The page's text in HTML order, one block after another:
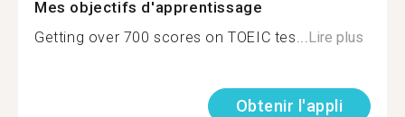
Mes objectifs d'apprentissage
Getting over 700 scores on TOEIC tes...Lire plus
Obtenir l'appli